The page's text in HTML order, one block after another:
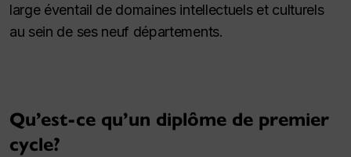
large éventail de domaines intellectuels et culturels
au sein de ses neuf départements.
Qu’est-ce qu’un diplôme de premier
cycle?